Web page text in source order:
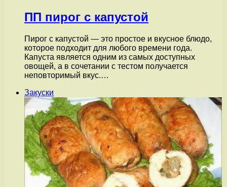
ПП пирог с капустой
Пирог с капустой — это простое и вкусное блюдо,
которое подходит для любого времени года.
Капуста является одним из самых доступных
овощей, а в сочетании с тестом получается
неповторимый вкус.…
Закуски